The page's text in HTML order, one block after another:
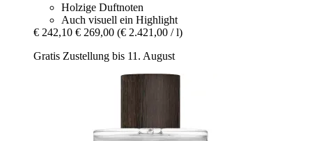
Holzige Duftnoten
Auch visuell ein Highlight
€ 242,10 € 269,00 (€ 2.421,00 / l)
Gratis Zustellung bis 11. August